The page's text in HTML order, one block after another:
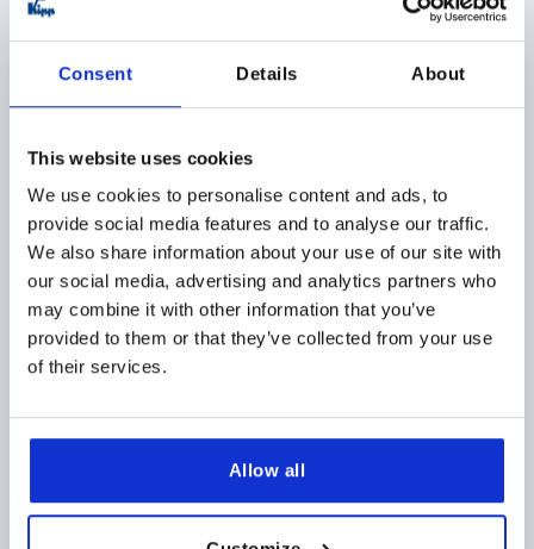
Consent Details About
This website uses cookies
We use cookies to personalise content and ads, to
provide social media features and to analyse our traffic.
We also share information about your use of our site with
our social media, advertising and analytics partners who
may combine it with other information that you’ve
provided to them or that they’ve collected from your use
of their services.
Allow all
PERFORACIÓN DE FIJACIÓN=12H7
D3=32
D4=20 H=29 L=111
L2=59
ALTURA=52
L4=53 B3 =4 T =13,8
57,87 $
más IVA
DETALLES
K0725
RUEDAS DE MANO DOS RADIO D1=200 AGUJERO DE